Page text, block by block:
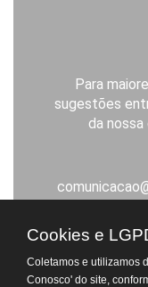
Para
sugestões
da
Cookies e
Coletamos e utilizamos
Conosco' do site,